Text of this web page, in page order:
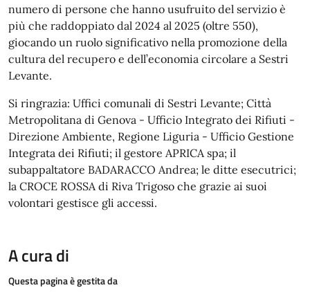
numero di persone che hanno usufruito del servizio è
più che raddoppiato dal 2024 al 2025 (oltre 550),
giocando un ruolo significativo nella promozione della
cultura del recupero e dell’economia circolare a Sestri
Levante.
Si ringrazia: Uffici comunali di Sestri Levante; Città
Metropolitana di Genova - Ufficio Integrato dei Rifiuti -
Direzione Ambiente, Regione Liguria - Ufficio Gestione
Integrata dei Rifiuti; il gestore APRICA spa; il
subappaltatore BADARACCO Andrea; le ditte esecutrici;
la CROCE ROSSA di Riva Trigoso che grazie ai suoi
volontari gestisce gli accessi.
A cura di
Questa pagina è gestita da